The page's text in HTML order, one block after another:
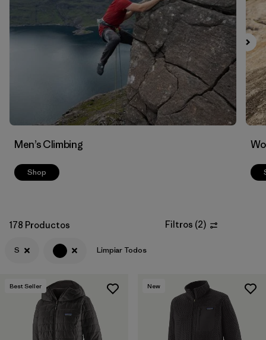
Materials & Fabric
Men’s Climbing
Shop
178 Productos Filtros (2)
S Limpiar Todos
Best Seller New